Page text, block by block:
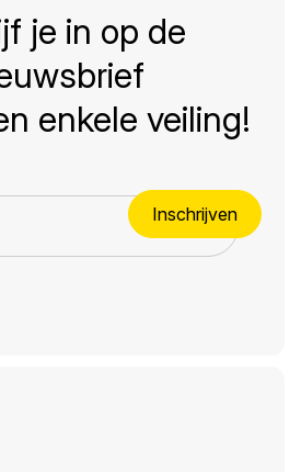
je in op de
enkele veiling!
Inschrijven